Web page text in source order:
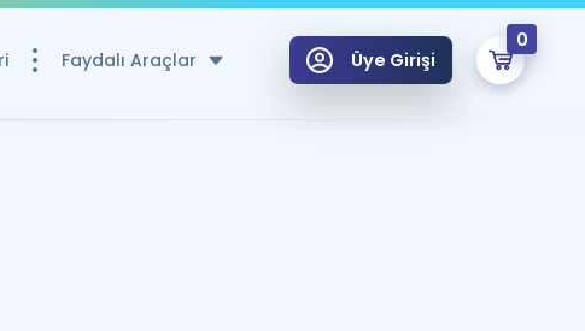
Faydalı Araçlar Üye Girişi
0